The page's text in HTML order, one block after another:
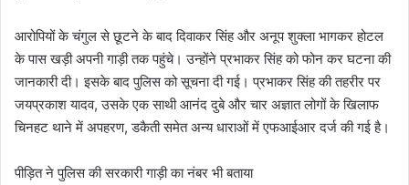
आरोपियों के चंगुल से छूटने के बाद दिवाकर सिंह और अनूप शुक्ला भागकर होटल
के पास खड़ी अपनी गाड़ी तक पहुंचे। उन्होंने प्रभाकर सिंह को फोन कर घटना की
जानकारी दी। इसके बाद पुलिस को सूचना दी गई। प्रभाकर सिंह की तहरीर पर
जयप्रकाश यादव, उसके एक साथी आनंद दुबे और चार अज्ञात लोगों के खिलाफ
चिनहट थाने में अपहरण, डकैती समेत अन्य धाराओं में एफआईआर दर्ज की गई है।
पीड़ित ने पुलिस की सरकारी गाड़ी का नंबर भी बताया